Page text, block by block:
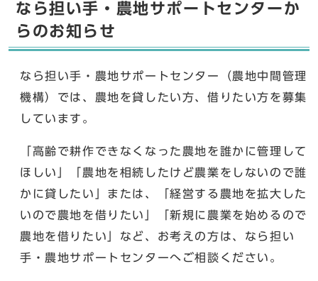
なら担い手・農地サポートセンターか
らのお知らせ
なら担い手・農地サポートセンター（農地中間管理
機構）では、農地を貸したい方、借りたい方を募集
しています。
「高齢で耕作できなくなった農地を誰かに管理して
ほしい」「農地を相続したけど農業をしないので誰
かに貸したい」または、「経営する農地を拡大した
いので農地を借りたい」「新規に農業を始めるので
農地を借りたい」など、お考えの方は、なら担い
手・農地サポートセンターへご相談ください。